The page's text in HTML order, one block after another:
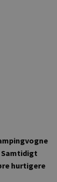
Samtidigt
hurtigere